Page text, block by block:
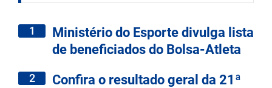
1
Ministério do Esporte divulga lista
de beneficiados do Bolsa-Atleta
2
Confira o resultado geral da 21ª